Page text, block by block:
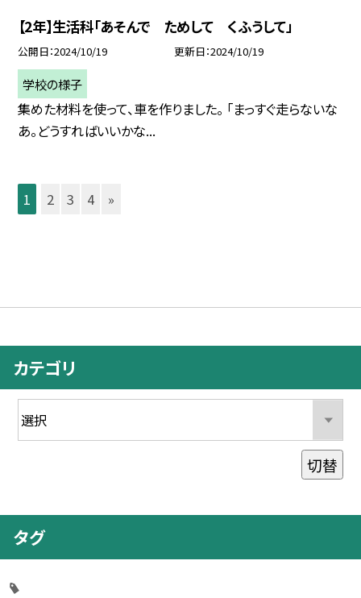
【2年】生活科「あそんで ためして くふうして」
公開日 2024/10/19 更新日 2024/10/19
学校の様子
集めた材料を使って、車を作りました。 「まっすぐ走らないな
あ。どうすればいいかな...
1 2 3 4 »
カテゴリ
切替
タグ